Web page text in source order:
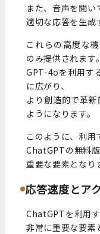
また、音声を聞い
適切な応答を生成
これらの高度な
のみ提供されます。
GPT-4oを利用す
に広がり、
より創造的で革
ようになります。
このように、利用
ChatGPTの無料版
重要な要素となり
応答速度とア
ChatGPTを利用す
非常に重要な要素